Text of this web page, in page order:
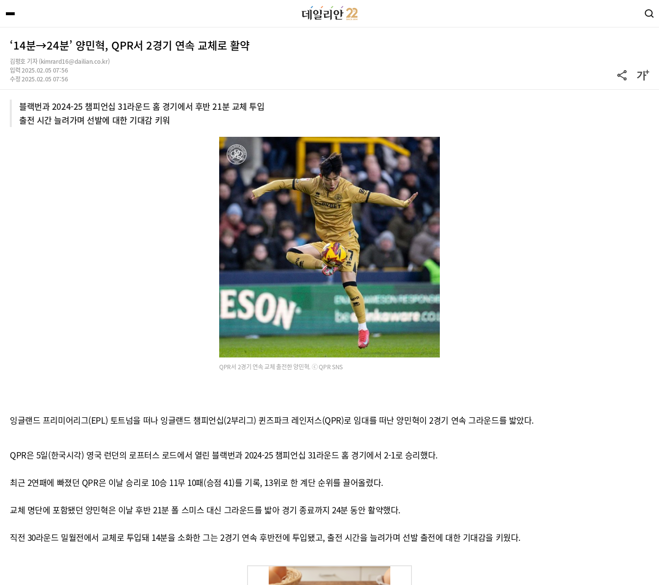
‘14분→24분’ 양민혁, QPR서 2경기 연속 교체로 활약
김평호 기자 (kimrard16@dailian.co.kr)
입력 2025.02.05 07:56
수정 2025.02.05 07:56
블랙번과 2024-25 챔피언십 31라운드 홈 경기에서 후반 21분 교체 투입
출전 시간 늘려가며 선발에 대한 기대감 키워
QPR서 2경기 연속 교체 출전한 양민혁. ⓒ QPR SNS
잉글랜드 프리미어리그(EPL) 토트넘을 떠나 잉글랜드 챔피언십(2부리그) 퀸즈파크 레인저스(QPR)로 임대를 떠난 양민혁이 2경기 연속 그라운드를 밟았다.
QPR은 5일(한국시각) 영국 런던의 로프터스 로드에서 열린 블랙번과 2024-25 챔피언십 31라운드 홈 경기에서 2-1로 승리했다.
최근 2연패에 빠졌던 QPR은 이날 승리로 10승 11무 10패(승점 41)를 기록, 13위로 한 계단 순위를 끌어올렸다.
교체 명단에 포함됐던 양민혁은 이날 후반 21분 폴 스미스 대신 그라운드를 밟아 경기 종료까지 24분 동안 활약했다.
직전 30라운드 밀월전에서 교체로 투입돼 14분을 소화한 그는 2경기 연속 후반전에 투입됐고, 출전 시간을 늘려가며 선발 출전에 대한 기대감을 키웠다.